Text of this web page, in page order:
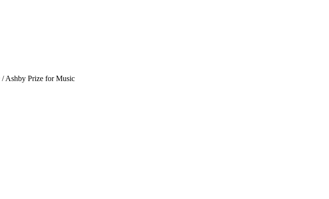
Ashby Prize for Music